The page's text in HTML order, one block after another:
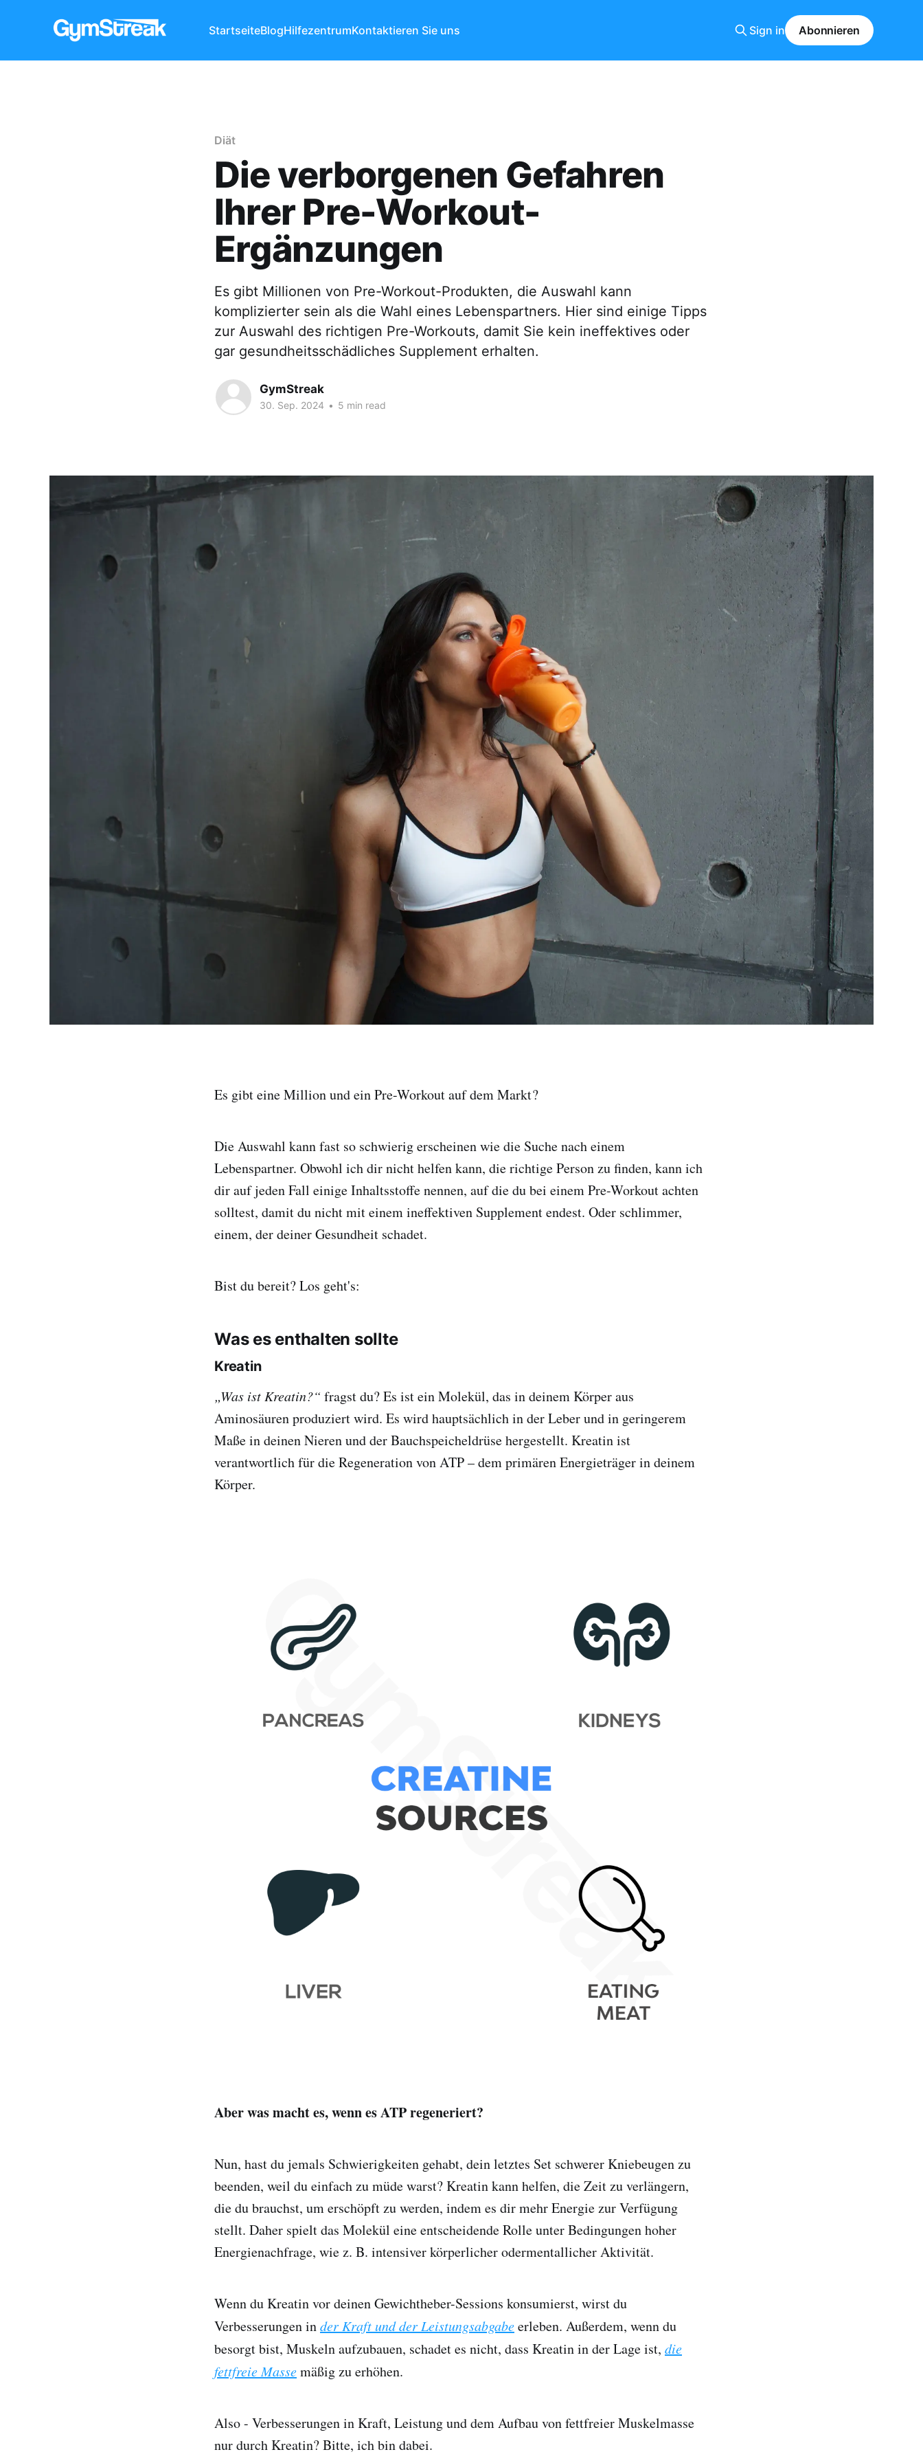
StartseiteBlogHilfezentrumKontaktieren Sie uns Sign in Abonnieren
Diät
Die verborgenen Gefahren
Ihrer Pre-Workout-
Ergänzungen
Es gibt Millionen von Pre-Workout-Produkten, die Auswahl kann
komplizierter sein als die Wahl eines Lebenspartners. Hier sind einige Tipps
zur Auswahl des richtigen Pre-Workouts, damit Sie kein ineffektives oder
gar gesundheitsschädliches Supplement erhalten.
GymStreak
30. Sep. 2024 • 5 min read
Es gibt eine Million und ein Pre-Workout auf dem Markt ?
Die Auswahl kann fast so schwierig erscheinen wie die Suche nach einem
Lebenspartner. Obwohl ich dir nicht helfen kann, die richtige Person zu finden, kann ich
dir auf jeden Fall einige Inhaltsstoffe nennen, auf die du bei einem Pre-Workout achten
solltest, damit du nicht mit einem ineffektiven Supplement endest. Oder schlimmer,
einem, der deiner Gesundheit schadet.
Bist du bereit? Los geht's:
Was es enthalten sollte
Kreatin
„Was ist Kreatin?“ fragst du? Es ist ein Molekül, das in deinem Körper aus
Aminosäuren produziert wird. Es wird hauptsächlich in der Leber und in geringerem
Maße in deinen Nieren und der Bauchspeicheldrüse hergestellt. Kreatin ist
verantwortlich für die Regeneration von ATP – dem primären Energieträger in deinem
Körper.
Aber was macht es, wenn es ATP regeneriert?
Nun, hast du jemals Schwierigkeiten gehabt, dein letztes Set schwerer Kniebeugen zu
beenden, weil du einfach zu müde warst? Kreatin kann helfen, die Zeit zu verlängern,
die du brauchst, um erschöpft zu werden, indem es dir mehr Energie zur Verfügung
stellt. Daher spielt das Molekül eine entscheidende Rolle unter Bedingungen hoher
Energienachfrage, wie z. B. intensiver körperlicher odermentallicher Aktivität.
Wenn du Kreatin vor deinen Gewichtheber-Sessions konsumierst, wirst du
Verbesserungen inder Kraft und der Leistungsabgabeerleben. Außerdem, wenn du
besorgt bist, Muskeln aufzubauen, schadet es nicht, dass Kreatin in der Lage ist, die
fettfreie Massemäßig zu erhöhen.
Also - Verbesserungen in Kraft, Leistung und dem Aufbau von fettfreier Muskelmasse
nur durch Kreatin? Bitte, ich bin dabei.